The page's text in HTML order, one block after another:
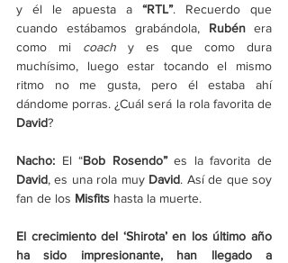
y él le apuesta a “RTL”. Recuerdo que
cuando estábamos grabándola, Rubén era
como mi coach y es que como dura
muchísimo, luego estar tocando el mismo
ritmo no me gusta, pero él estaba ahí
David?
Nacho: El “Bob Rosendo”
David, es una rola muy David. Así de que soy
fan de los Misfits hasta la muerte.
El crecimiento del ‘Shirota’ en los último año
ha sido impresionante, han llegado a